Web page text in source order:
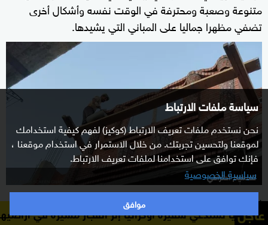
سياسة ملفات الارتباط
نحن نستخدم ملفات تعريف الارتباط (كوكيز) لفهم كيفية استخدامك
لموقعنا ولتحسين تجربتك. من خلال الاستمرار في استخدام موقعنا ،
فإنك توافق على استخدامنا لملفات تعريف الارتباط.
سياسية الخصوصية
موافق
متنوعة وصعبة ومحترفة في الوقت نفسه وأشكال أخرى
تضفي مظهرا جماليا على المباني التي يشيدها.
تصميم احترافي
زبادي قال لموقع سكاي نيوز عربية إنه من قرية الفرستق
التابعة لمركز بسيون بمحافظة الغربية شماليالقاهرة، وأنه عاجلأوكرانيا إثر انفجار مسيرة في أراضيها بلغاريا